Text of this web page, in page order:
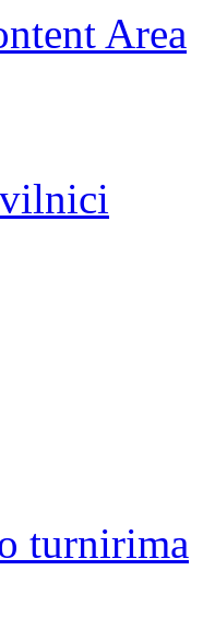
Area
turnirima